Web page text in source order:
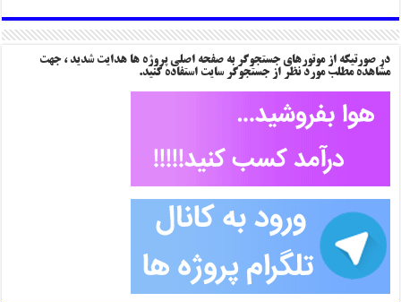
در صورتیکه از موتورهای جستجوگر به صفحه اصلی پروژه ها هدایت شدید ، جهت
مشاهده مطلب مورد نظر از جستجوگر سایت استفاده کنید.